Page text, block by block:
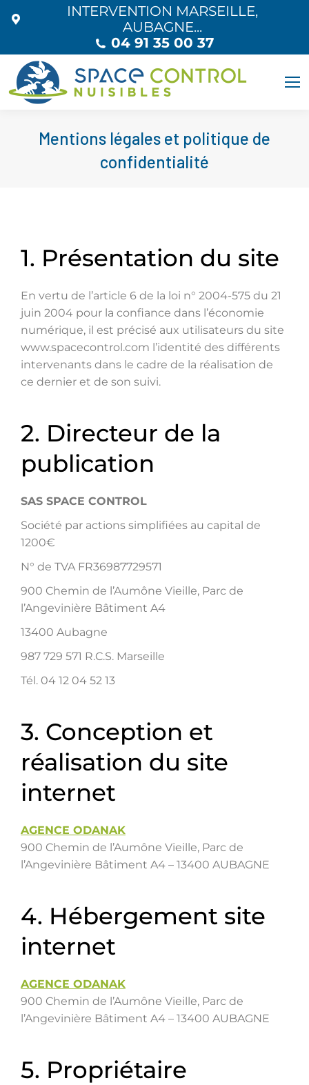
INTERVENTION MARSEILLE,
AUBAGNE...
04 91 35 00 37
Mentions légales et politique de
confidentialité
1. Présentation du site
En vertu de l’article 6 de la loi n° 2004-575 du 21
juin 2004 pour la confiance dans l’économie
numérique, il est précisé aux utilisateurs du site
www.spacecontrol.com l’identité des différents
intervenants dans le cadre de la réalisation de
ce dernier et de son suivi.
2. Directeur de la
publication
SAS SPACE CONTROL
Société par actions simplifiées au capital de
1200€
N° de TVA FR36987729571
900 Chemin de l’Aumône Vieille, Parc de
l’Angevinière Bâtiment A4
13400 Aubagne
987 729 571 R.C.S. Marseille
Tél. 04 12 04 52 13
3. Conception et
réalisation du site
internet
AGENCE ODANAK
900 Chemin de l’Aumône Vieille, Parc de
l’Angevinière Bâtiment A4 – 13400 AUBAGNE
4. Hébergement site
internet
AGENCE ODANAK
900 Chemin de l’Aumône Vieille, Parc de
l’Angevinière Bâtiment A4 – 13400 AUBAGNE
5. Propriétaire